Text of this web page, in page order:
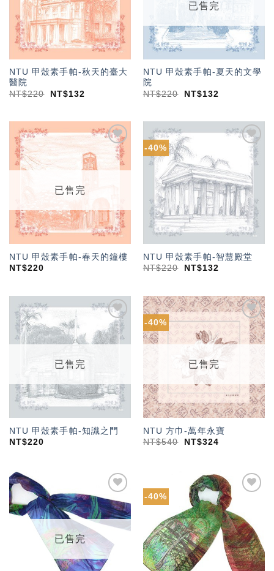
NTU 甲殼素手帕-秋天的臺大
醫院
NT$220 NT$132
已售完
NTU 甲殼素手帕-夏天的文學
院
NT$220 NT$132
加入
「願
望輕
已售完
NTU 甲殼素手帕-春天的鐘樓
NT$220
-40%
加入
「願
望輕
單」
NTU 甲殼素手帕-智慧殿堂
NT$220 NT$132
加入
「願
望輕
已售完
NTU 甲殼素手帕-知識之門
NT$220
-40%
加入
「願
望輕
已售完
NTU 方巾-萬年永寶
NT$540 NT$324
加入
「願
望輕
單」
已售完
-40%
望輕
單」